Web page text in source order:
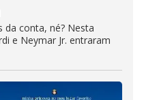
da conta, né? Nesta
e Neymar Jr. entraram